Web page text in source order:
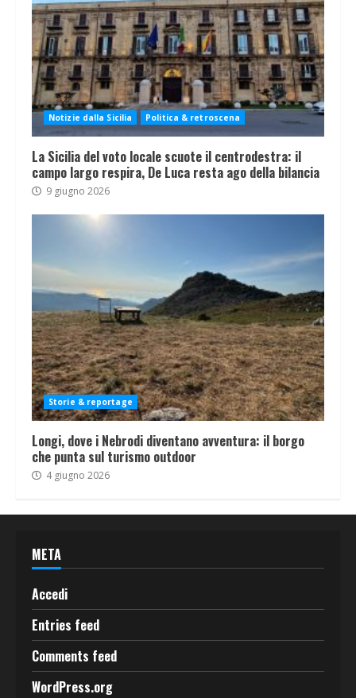
Notizie dalla Sicilia Politica & retroscena
La Sicilia del voto locale scuote il centrodestra: il
campo largo respira, De Luca resta ago della bilancia
9 giugno 2026
Storie & reportage
Longi, dove i Nebrodi diventano avventura: il borgo
che punta sul turismo outdoor
4 giugno 2026
META
Accedi
Entries feed
Comments feed
WordPress.org